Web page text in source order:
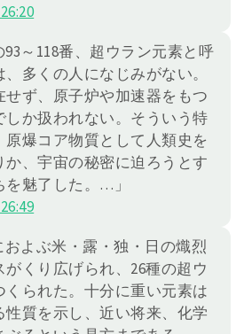
93～118番、超ウラン元素と呼
多くの人になじみがない。
せず、原子炉や加速器をもつ
しか扱われない。そういう特
原爆コア物質として人類史を
か、宇宙の秘密に迫ろうとす
を魅了した。…」
およぶ米・露・独・日の熾烈
がくり広げられ、26種の超ウ
くられた。十分に重い元素は
性質を示し、近い将来、化学